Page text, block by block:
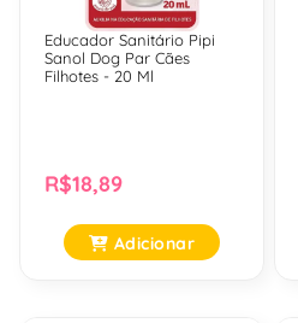
Educador Sanitário Pipi
Sanol Dog Par Cães
Filhotes - 20 Ml
R$18,89
Adicionar